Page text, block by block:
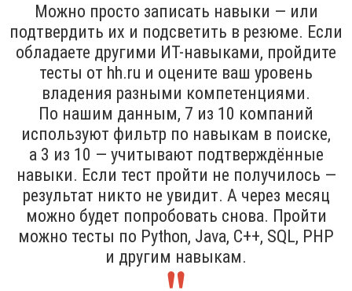
Можно просто записать навыки — или
подтвердить их и подсветить в резюме. Если
обладаете другими ИТ-навыками, пройдите
тесты от hh.ru и оцените ваш уровень
владения разными компетенциями.
По нашим данным, 7 из 10 компаний
используют фильтр по навыкам в поиске,
а 3 из 10 — учитывают подтверждённые
навыки. Если тест пройти не получилось —
результат никто не увидит. А через месяц
можно будет попробовать снова. Пройти
можно тесты по Python, Java, С++, SQL, PHP
и другим навыкам.